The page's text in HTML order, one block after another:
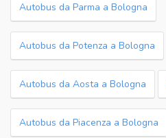
Autobus da Parma a Bologna
Autobus da Potenza a Bologna
Autobus da Aosta a Bologna
Autobus da Piacenza a Bologna